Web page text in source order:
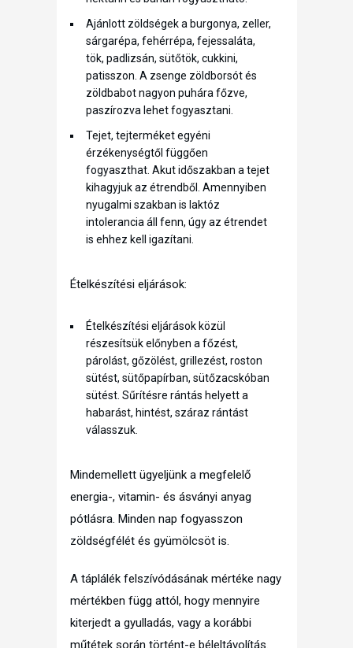
Ajánlott zöldségek a burgonya, zeller,
sárgarépa, fehérrépa, fejessaláta,
tök, padlizsán, sütőtök, cukkini,
patisszon. A zsenge zöldborsót és
zöldbabot nagyon puhára főzve,
paszírozva lehet fogyasztani.
Tejet, tejterméket egyéni
érzékenységtől függően
fogyaszthat. Akut időszakban a tejet
kihagyjuk az étrendből. Amennyiben
nyugalmi szakban is laktóz
intolerancia áll fenn, úgy az étrendet
is ehhez kell igazítani.
Ételkészítési eljárások:
Ételkészítési eljárások közül
részesítsük előnyben a főzést,
párolást, gőzölést, grillezést, roston
sütést, sütőpapírban, sütőzacskóban
sütést. Sűrítésre rántás helyett a
habarást, hintést, száraz rántást
válasszuk.
Mindemellett ügyeljünk a megfelelő
energia-, vitamin- és ásványi anyag
pótlásra. Minden nap fogyasszon
zöldségfélét és gyümölcsöt is.
A táplálék felszívódásának mértéke nagy
mértékben függ attól, hogy mennyire
kiterjedt a gyulladás, vagy a korábbi
műtétek során történt-e béleltávolítás.